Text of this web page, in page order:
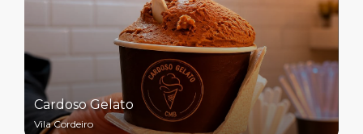
Cardoso Gelato
Vila Cordeiro